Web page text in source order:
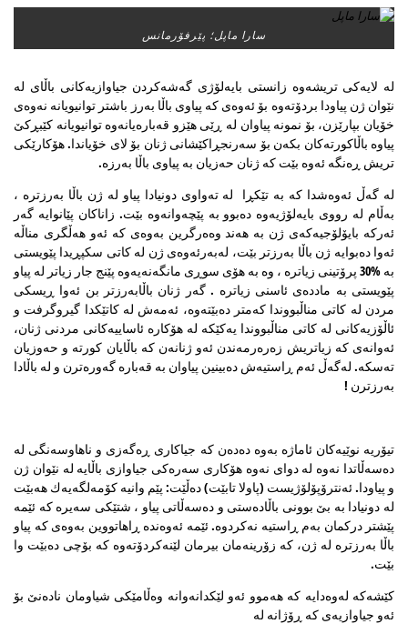
سارا ماپل؛ پێرفۆرمانس
له‌ لایه‌كی تریشه‌وه‌ زانستی بایه‌لۆژی گه‌شه‌كردن جیاوازیه‌كانی باڵای له‌
نێوان ژن پیاودا بردۆته‌وه‌ بۆ ئه‌وه‌ی كه‌ پیاوی باڵا به‌رز باشتر توانیویانه‌ نه‌وه‌ی
خۆیان بپارێزن، بۆ نمونه‌ پیاوان له‌ ڕێی هێزو قه‌باره‌یانه‌وه‌ توانیویانه‌ كێبڕكێ
پیاوه‌ باڵاكورته‌كان بكه‌ن بۆ سه‌رنجڕاكێشانی ژنان بۆ لای خۆیاندا. هۆكارێكی
تریش ڕه‌نگه‌ ئه‌وه‌ بێت كه‌ ژنان حه‌زیان به‌ پیاوی باڵا به‌رزه‌.
له گه‌ڵ ئه‌وه‌شدا كه به‌ تێكڕا ‌ له‌ ته‌واوی دونیادا پیاو له‌ ژن باڵا به‌رزتره‌ ،
به‌ڵام له‌ رووی بایه‌لۆژیه‌وه‌ ده‌بوو به‌ پێچه‌وانه‌وه‌ بێت. زاناكان پێانوایه‌ گه‌ر
ئه‌ركه‌ بایۆلۆجیه‌كه‌ی ژن به‌ هه‌ند وه‌ه‌رگرین به‌وه‌ی كه‌ ئه‌و هه‌ڵگری مناڵه‌
ئه‌وا ده‌بوایه‌ ژن باڵا به‌رزتر بێت، له‌به‌رئه‌وه‌ی ژن له‌ كاتی سكپڕیدا پێویستی
به‌ %30 پرۆتینی زیاتره‌ ، وه‌ به‌ هۆی سوڕی مانگه‌نه‌یه‌وه‌ پێنج جار زیاتر له‌ پیاو
پێویستی به‌ مادده‌ی ئاسنی زیاتره . گه‌ر ژنان باڵابه‌رزتر بن ئه‌وا ڕیسكی
مردن له‌ كاتی مناڵبووندا كه‌متر ده‌بێته‌وه‌، ئه‌مه‌ش له‌ كاتێكدا گیروگرفت و
ئاڵۆزیه‌كانی له‌ كاتی مناڵبووندا یه‌كێكه‌ له‌ هۆكاره‌ ئاساییه‌كانی مردنی ژنان،
ئه‌وانه‌ی كه‌ زیاتریش زه‌ره‌رمه‌ندن ئه‌و ژنانه‌ن كه‌ باڵایان كورته‌ و حه‌وزیان
ته‌سكه‌. له‌گه‌ڵ ئه‌م ڕاستیه‌ش ده‌بینین پیاوان به‌ قه‌باره‌ گه‌وره‌ترن و له‌ باڵادا
به‌رزترن !
تیۆریه‌ نوێیه‌كان ئاماژه‌ به‌وه‌ ده‌ده‌ن كه‌ جیاكاری ڕه‌گه‌زی و ناهاوسه‌نگی له‌
ده‌سه‌ڵاتدا نه‌وه‌ له‌ دوای نه‌وه‌ هۆكاری سه‌ره‌كی جیاوازی باڵایه‌ له‌ نێوان ژن
و پیاودا. ئه‌نترۆپۆلۆژیست (پاولا تابێت) ده‌ڵێت: پێم وانیه‌ كۆمه‌لگه‌یه‌ك هه‌بێت
له‌ دونیادا به‌ بێ بوونی باڵاده‌ستی و ده‌سه‌ڵاتی پیاو ، شتێكی سه‌یره‌ كه‌ ئێمه‌
پێشتر دركمان به‌م ڕاستیه‌ نه‌كردوه‌. ئێمه‌ ئه‌وه‌نده‌ ڕاهاتووین به‌وه‌ی كه‌ پیاو
باڵا به‌رزتره‌ له‌ ژن، كه‌ زۆرینه‌مان بیرمان لێنه‌كردۆته‌وه‌ كه‌ بۆچی ده‌بێت وا
بێت.
كێشه‌كه‌ له‌وه‌دایه‌ كه‌ هه‌موو ئه‌و لێكدانه‌وانه‌ وه‌ڵامێكی شیاومان ناده‌نێ بۆ
ئه‌و جیاوازیه‌ی كه‌ ڕۆژانه‌ له‌